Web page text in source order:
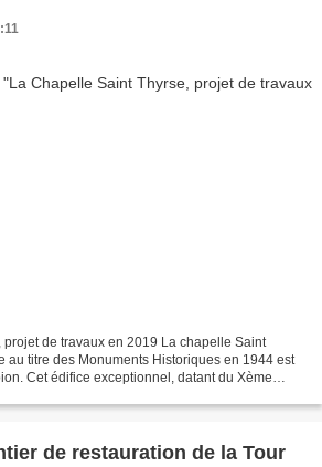
de travaux en 2019 La chapelle Saint
au titre des Monuments Historiques en 1944 est
Cet édifice exceptionnel, datant du Xème